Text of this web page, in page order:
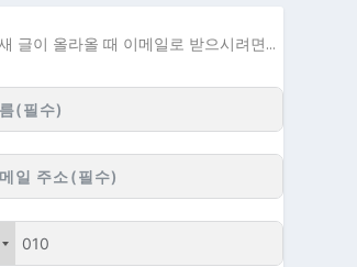
글이 올라올 때 이메일로 받으시려면...